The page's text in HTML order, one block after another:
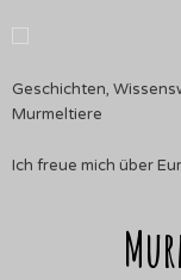
Geschichten,
Murmeltiere
Ich freue mich über